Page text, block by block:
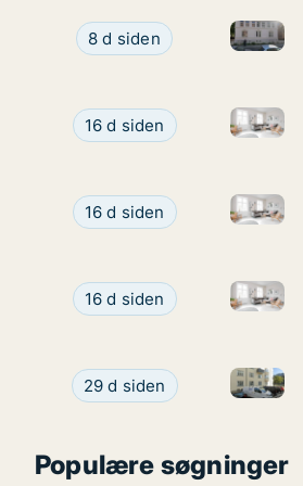
Ca. 110 m2 andelsbolig
8 d siden Ca. 110
Andelsbolig til salg i 1256
16 d siden
Ca. 245 m2 andelsbolig til
16 d siden Ca. 245
Ca. 110 m2 andelsbolig til
16 d siden Ca. 110
Ca. 85 m2 andelsbolig til
29 d siden Ca. 85
Populære søgninger